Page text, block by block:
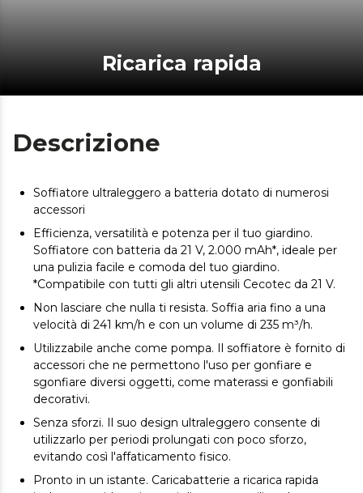
Ricarica rapida
Descrizione
Soffiatore ultraleggero a batteria dotato di numerosi
accessori
Efficienza, versatilità e potenza per il tuo giardino.
Soffiatore con batteria da 21 V, 2.000 mAh*, ideale per
una pulizia facile e comoda del tuo giardino.
*Compatibile con tutti gli altri utensili Cecotec da 21 V.
Non lasciare che nulla ti resista. Soffia aria fino a una
velocità di 241 km/h e con un volume di 235 m³/h.
Utilizzabile anche come pompa. Il soffiatore è fornito di
accessori che ne permettono l'uso per gonfiare e
sgonfiare diversi oggetti, come materassi e gonfiabili
decorativi.
Senza sforzi. Il suo design ultraleggero consente di
utilizzarlo per periodi prolungati con poco sforzo,
evitando così l'affaticamento fisico.
Pronto in un istante. Caricabatterie a ricarica rapida